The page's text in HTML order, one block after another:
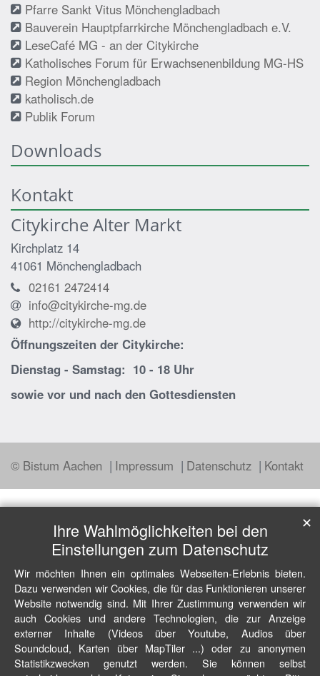
Pfarre Sankt Vitus Mönchengladbach
Bauverein Hauptpfarrkirche Mönchengladbach e.V.
LeseCafé MG - an der Citykirche
Katholisches Forum für Erwachsenenbildung MG-HS
Region Mönchengladbach
katholisch.de
Publik Forum
Downloads
Kontakt
Citykirche Alter Markt
Kirchplatz 14
41061 Mönchengladbach
02161 2472414
info@citykirche-mg.de
http://citykirche-mg.de
Öffnungszeiten der Citykirche:
Dienstag - Samstag: 10 - 18 Uhr
sowie vor und nach den Gottesdiensten
© Bistum Aachen Impressum Datenschutz Kontakt
Ihre Wahlmöglichkeiten bei den
Einstellungen zum Datenschutz
Wir möchten Ihnen ein optimales Webseiten-Erlebnis bieten.
Dazu verwenden wir Cookies, die für das Funktionieren unserer
Website notwendig sind. Mit Ihrer Zustimmung verwenden wir
auch Cookies und andere Technologien, die zur Anzeige
externer Inhalte (Videos über Youtube, Audios über
Soundcloud, Karten über MapTiler ...) oder zu anonymen
Statistikzwecken genutzt werden. Sie können selbst
✕